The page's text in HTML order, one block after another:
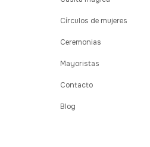
Círculos de mujeres
Ceremonias
Mayoristas
Contacto
Blog